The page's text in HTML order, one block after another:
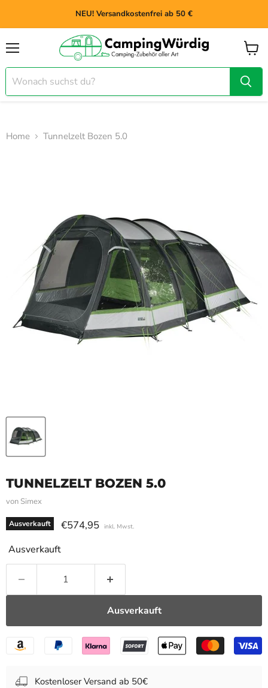
NEU! Versandkostenfrei ab 50 €
Home Tunnelzelt Bozen 5.0
TUNNELZELT BOZEN 5.0
von Simex
Ausverkauft Aktueller Preis
€574,95 inkl. Mwst.
Ausverkauft
Ausverkauft
Kostenloser Versand ab 50€